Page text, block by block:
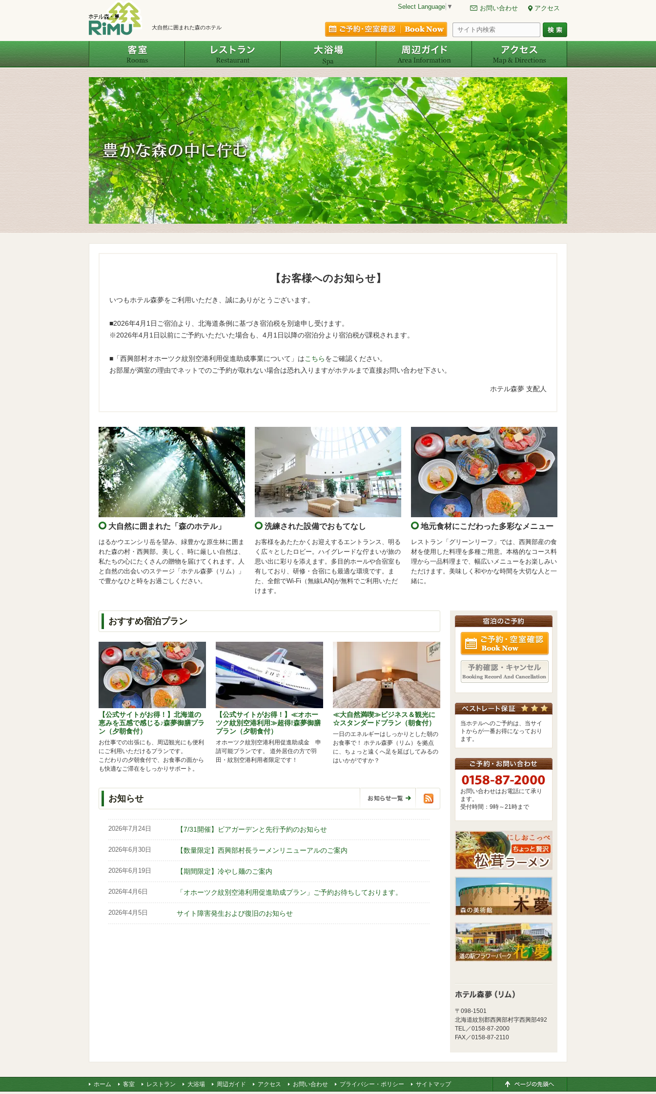
大自然に囲まれた森のホテル ご予約・空室確認
Select Language ▼ お問い合わせ アクセス
客室 レストラン 大浴場 周辺ガイド アクセス
【お客様へのお知らせ】
いつもホテル森夢をご利用いただき、誠にありがとうございます。
■2026年4月1日ご宿泊より、北海道条例に基づき宿泊税を別途申し受けます。
※2026年4月1日以前にご予約いただいた場合も、4月1日以降の宿泊分より宿泊税が課税されます。
■「西興部村オホーツク紋別空港利用促進助成事業について」はこちらをご確認ください。
お部屋が満室の理由でネットでのご予約が取れない場合は恐れ入りますがホテルまで直接お問い合わせ下さい。
ホテル森夢 支配人
大自然に囲まれた「森のホテル」
はるかウエンシリ岳を望み、緑豊かな原生林に囲ま
れた森の村・西興部。美しく、時に厳しい自然は、
私たちの心にたくさんの贈物を届けてくれます。人
と自然の出会いのステージ「ホテル森夢（リム）」
で豊かなひと時をお過ごしください。
洗練された設備でおもてなし
お客様をあたたかくお迎えするエントランス、明る
く広々としたロビー。ハイグレードな佇まいが旅の
思い出に彩りを添えます。多目的ホールや合宿室も
有しており、研修・合宿にも最適な環境です。ま
た、全館でWi-Fi（無線LAN)が無料でご利用いただ
けます。
地元食材にこだわった多彩なメニュー
レストラン「グリーンリーフ」では、西興部産の食
材を使用した料理を多種ご用意。本格的なコース料
理から一品料理まで、幅広いメニューをお楽しみい
ただけます。美味しく和やかな時間を大切な人と一
緒に。
おすすめ宿泊プラン
【公式サイトがお得！】北海道の
恵みを五感で感じる♪森夢御膳プラ
ン（夕朝食付）
お仕事での出張にも、周辺観光にも便利
にご利用いただけるプランです。
こだわりの夕朝食付で、お食事の面から
も快適なご滞在をしっかりサポート。
【公式サイトがお得！】≪オホー
ツク紋別空港利用≫超得!森夢御膳
プラン（夕朝食付）
オホーツク紋別空港利用促進助成金 申
請可能プランです。 道外居住の方で羽
田・紋別空港利用者限定です！
≪大自然満喫≫ビジネス＆観光に
☆スタンダードプラン（朝食付）
一日のエネルギーはしっかりとした朝の
お食事で！ ホテル森夢（リム）を拠点
に、ちょっと遠くへ足を延ばしてみるの
はいかがですか？
お知らせ
RSSフィードを購読
2026年7月24日 【7/31開催】ビアガーデンと先行予約のお知らせ
2026年6月30日 【数量限定】西興部村長ラーメンリニューアルのご案内
2026年6月19日 【期間限定】冷やし麺のご案内
2026年4月6日 「オホーツク紋別空港利用促進助成プラン」ご予約お待ちしております。
2026年4月5日 サイト障害発生および復旧のお知らせ
当ホテルへのご予約は、当サイ
トからが一番お得になっており
ます。
お問い合わせはお電話にて承り
ます。
受付時間：9時～21時まで
〒098-1501
北海道紋別郡西興部村字西興部492
TEL／0158-87-2000
FAX／0158-87-2110
ホーム 客室 レストラン 大浴場 周辺ガイド アクセス お問い合わせ プライバシー・ポリシー サイトマップ